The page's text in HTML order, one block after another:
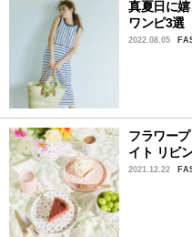
真夏日に
ワンピ3選
2022.08.05
フラワー
イト リビ
2021.12.22